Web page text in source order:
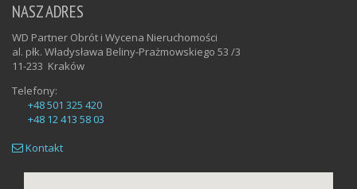
NASZ ADRES
WD Partner Obrót i Wycena Nieruchomości
al. płk. Władysława Beliny-Prażmowskiego 53 /3
11-233 Kraków
Telefony:
+48 501 325 420
+48 12 413 58 03
Kontakt